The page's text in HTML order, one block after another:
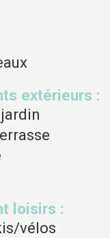
extérieurs :
loisirs :
vélos